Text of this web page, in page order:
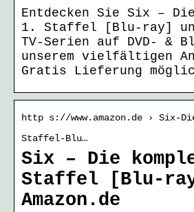
Entdecken Sie Six –
1. Staffel [Blu-ray]
TV-Serien auf DVD- &
unserem vielfältigen
Gratis Lieferung
http s://www.amazon.de › Six-
Staffel-Blu…
Six – Die
Staffel [Blu-
Amazon.de